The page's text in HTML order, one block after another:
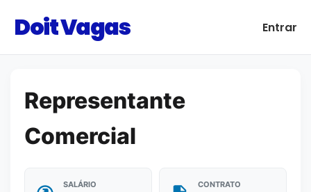
Doit Vagas Entrar
Representante
Comercial
SALÁRIO CONTRATO